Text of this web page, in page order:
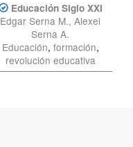
Educación Siglo XXI
Edgar Serna M., Alexei
Serna A.
Educación, formación,
revolución educativa